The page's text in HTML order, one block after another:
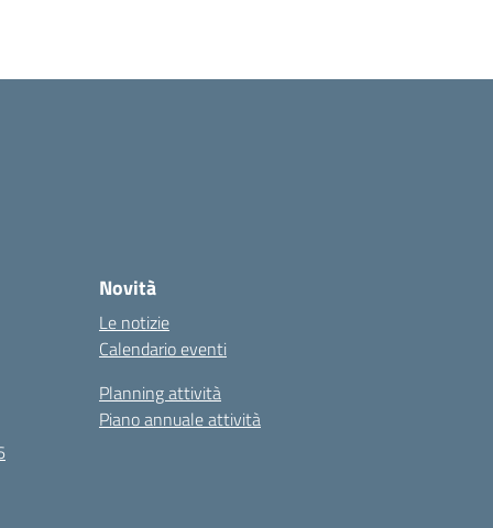
Novità
Le notizie
Calendario eventi
Planning attività
Piano annuale attività